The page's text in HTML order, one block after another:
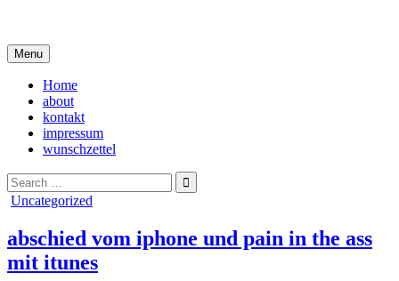
content
Menu
Home
about
kontakt
impressum
wunschzettel
Search
for:
Posted
Uncategorized
abschied vom iphone und pain in the ass
mit itunes